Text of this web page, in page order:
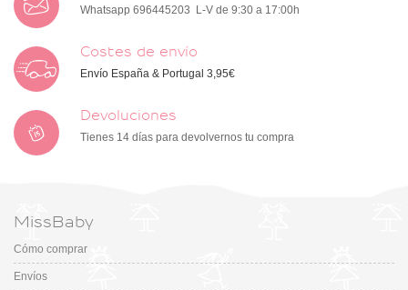
Whatsapp 696445203 L-V de 9:30 a 17:00h
Costes de envío
Envío España & Portugal 3,95€
Devoluciones
Tienes 14 días para devolvernos tu compra
MissBaby
Cómo comprar
Envíos